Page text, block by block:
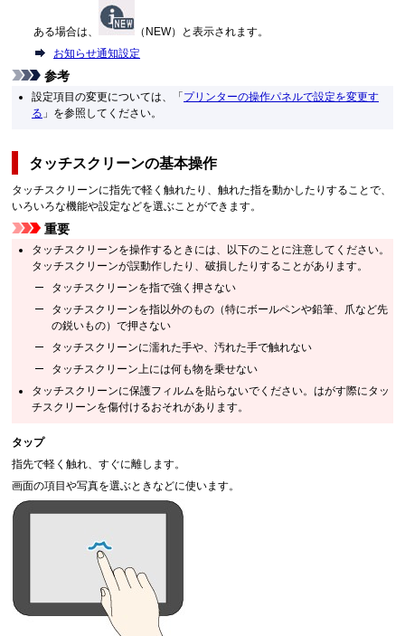
ある場合は、
（NEW）と表示されます。
お知らせ通知設定
参考
設定項目の変更については、「プリンターの操作パネルで設定を変更す
る 」を参照してください。
タッチスクリーンの基本操作
タッチスクリーンに指先で軽く触れたり、触れた指を動かしたりすることで、
いろいろな機能や設定などを選ぶことができます。
重要
タッチスクリーンを操作するときには、以下のことに注意してください。
タッチスクリーンが誤動作したり、破損したりすることがあります。
タッチスクリーンを指で強く押さない
タッチスクリーンを指以外のもの（特にボールペンや鉛筆、爪など先
の鋭いもの）で押さない
タッチスクリーンに濡れた手や、汚れた手で触れない
タッチスクリーン上には何も物を乗せない
タッチスクリーンに保護フィルムを貼らないでください。はがす際にタッ
チスクリーンを傷付けるおそれがあります。
タップ
指先で軽く触れ、すぐに離します。
画面の項目や写真を選ぶときなどに使います。